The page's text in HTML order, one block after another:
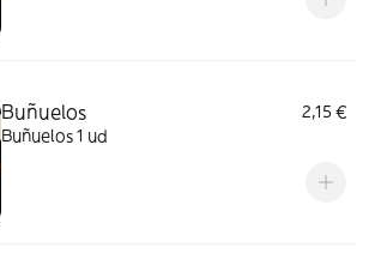
Buñuelos
2,15 €
Buñuelos 1 ud